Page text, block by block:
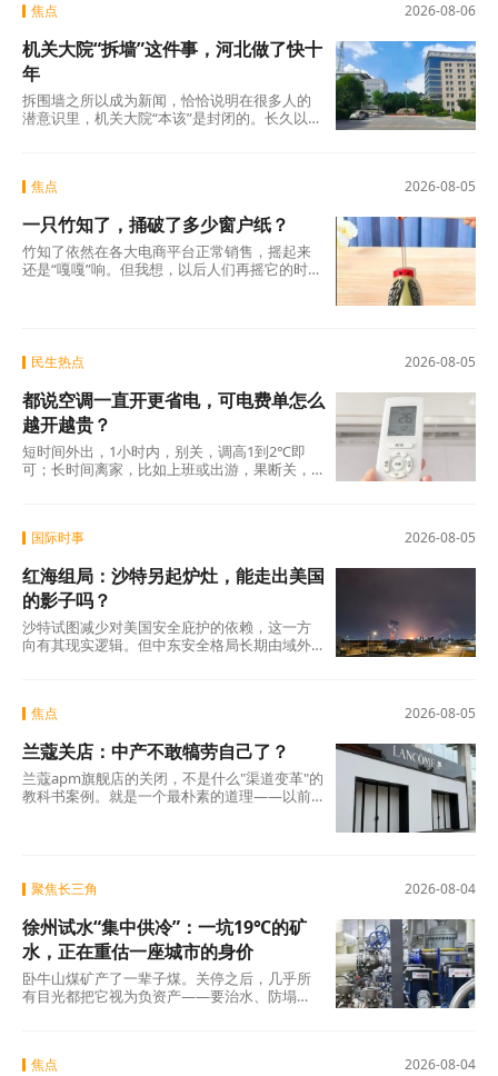
过的。
2026-08-06
焦点
机关大院“拆墙”这件事，河北做了快十
年
拆围墙之所以成为新闻，恰恰说明在很多人的
潜意识里，机关大院“本该”是封闭的。长久以
局，本身就是一种无声的宣示。这里是“机关”，
2026-08-05
焦点
一只竹知了，捅破了多少窗户纸？
竹知了依然在各大电商平台正常销售，摇起来
还是“嘎嘎”响。但我想，以后人们再摇它的时
2026-08-05
民生热点
都说空调一直开更省电，可电费单怎么
越开越贵？
短时间外出，1小时内，别关，调高1到2℃即
可；长时间离家，比如上班或出游，果断关，
捷径。它需要我们理解设备的工作原理，理解
简单答案就撒手不管”的心理惯性。
2026-08-05
国际时事
红海组局：沙特另起炉灶，能走出美国
的影子吗？
沙特试图减少对美国安全庇护的依赖，这一方
向有其现实逻辑。但中东安全格局长期由域外
子，但远非终局。
2026-08-05
焦点
兰蔻关店：中产不敢犒劳自己了？
兰蔻apm旗舰店的关闭，不是什么"渠道变革"的
教科书案例。就是一个最朴素的道理——以前
2026-08-04
聚焦长三角
徐州试水“集中供冷”：一坑19℃的矿
水，正在重估一座城市的身价
卧牛山煤矿产了一辈子煤。关停之后，几乎所
有目光都把它视为负资产——要治水、防塌
2026-08-04
焦点